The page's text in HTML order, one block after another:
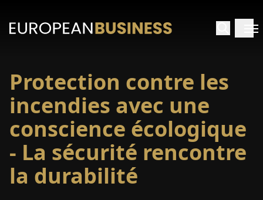
Protection contre les
incendies avec une
conscience écologique
- La sécurité rencontre
la durabilité